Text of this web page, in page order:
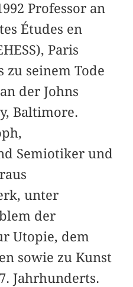
Professor an
Études en
Paris
zu seinem Tode
der Johns
Baltimore.
Semiotiker und
unter
der
Utopie, dem
sowie zu Kunst
Jahrhunderts.